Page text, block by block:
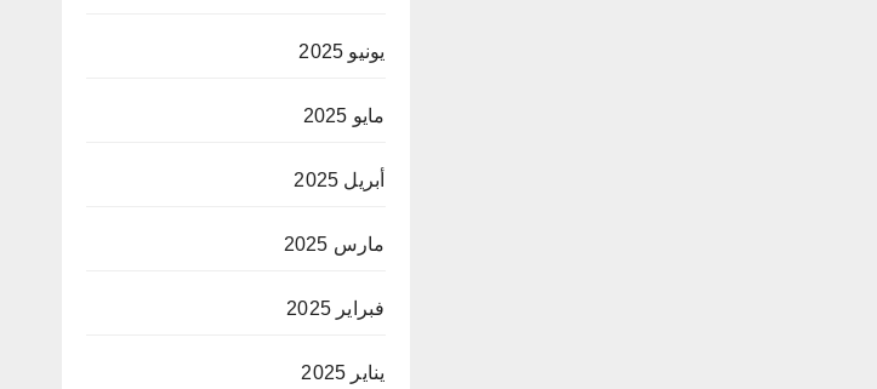
يونيو 2025
مايو 2025
أبريل 2025
مارس 2025
فبراير 2025
يناير 2025